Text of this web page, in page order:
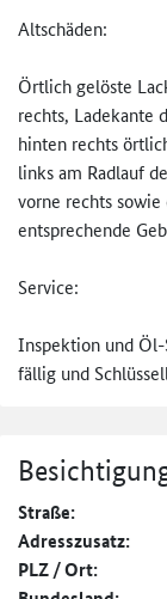
Altschäden:
Örtlich gelöste
rechts, Ladekante
hinten rechts
links am Radlauf
vorne rechts
entsprechende
Service:
Inspektion und Öl-
fällig und
Straße:
Adresszusatz:
PLZ / Ort: